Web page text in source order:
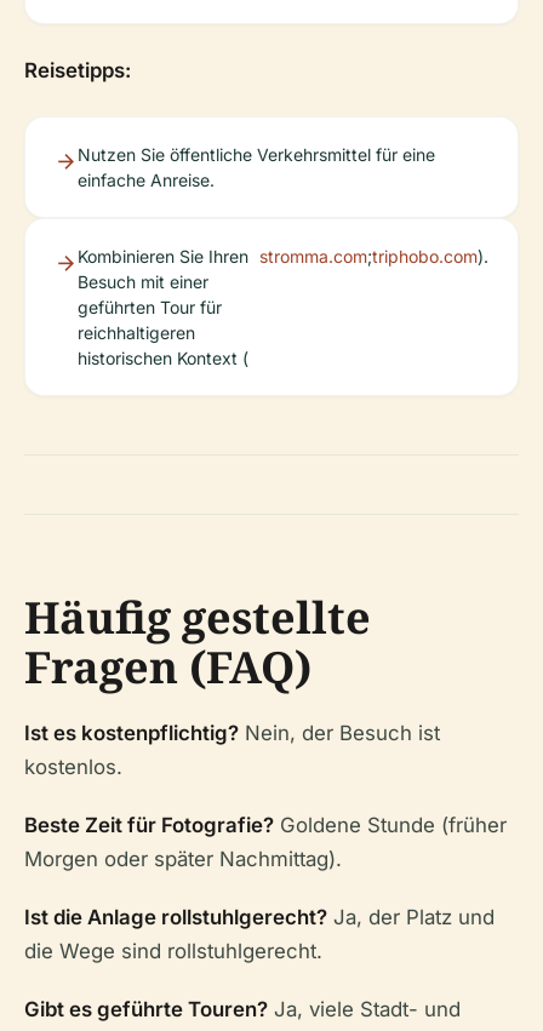
Reisetipps:
Nutzen Sie öffentliche Verkehrsmittel für eine
einfache Anreise.
Kombinieren Sie Ihren
Besuch mit einer
geführten Tour für
reichhaltigeren
historischen Kontext (
stromma.com;triphobo.com).
Häufig gestellte
Fragen (FAQ)
Ist es kostenpflichtig? Nein, der Besuch ist
kostenlos.
Beste Zeit für Fotografie? Goldene Stunde (früher
Morgen oder später Nachmittag).
Ist die Anlage rollstuhlgerecht? Ja, der Platz und
die Wege sind rollstuhlgerecht.
Gibt es geführte Touren? Ja, viele Stadt- und